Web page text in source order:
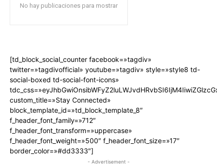
No hay publicaciones para mostrar
[td_block_social_counter facebook=»tagdiv»
twitter=»tagdivofficial» youtube=»tagdiv» style=»style8 td-
social-boxed td-social-font-icons»
custom_title=»Stay Connected»
block_template_id=»td_block_template_8″
f_header_font_family=»712″
f_header_font_transform=»uppercase»
f_header_font_weight=»500″ f_header_font_size=»17″
border_color=»#dd3333″]
- Advertisement -